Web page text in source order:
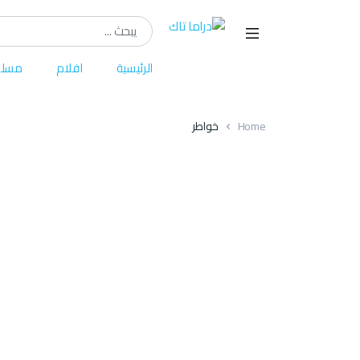
Search for:
الرئيسية
افلام
Home خواطر